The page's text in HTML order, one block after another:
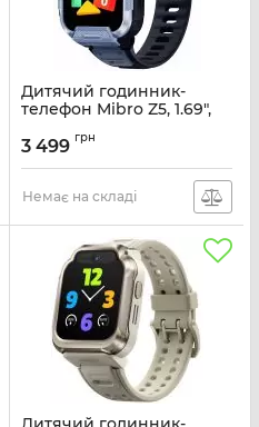
Дитячий годинник-
телефон Mibro Z5, 1.69",
900мА·год, 2АТM, синій
Артикул: XPSWZ002B
3 499 грн
Немає на складі